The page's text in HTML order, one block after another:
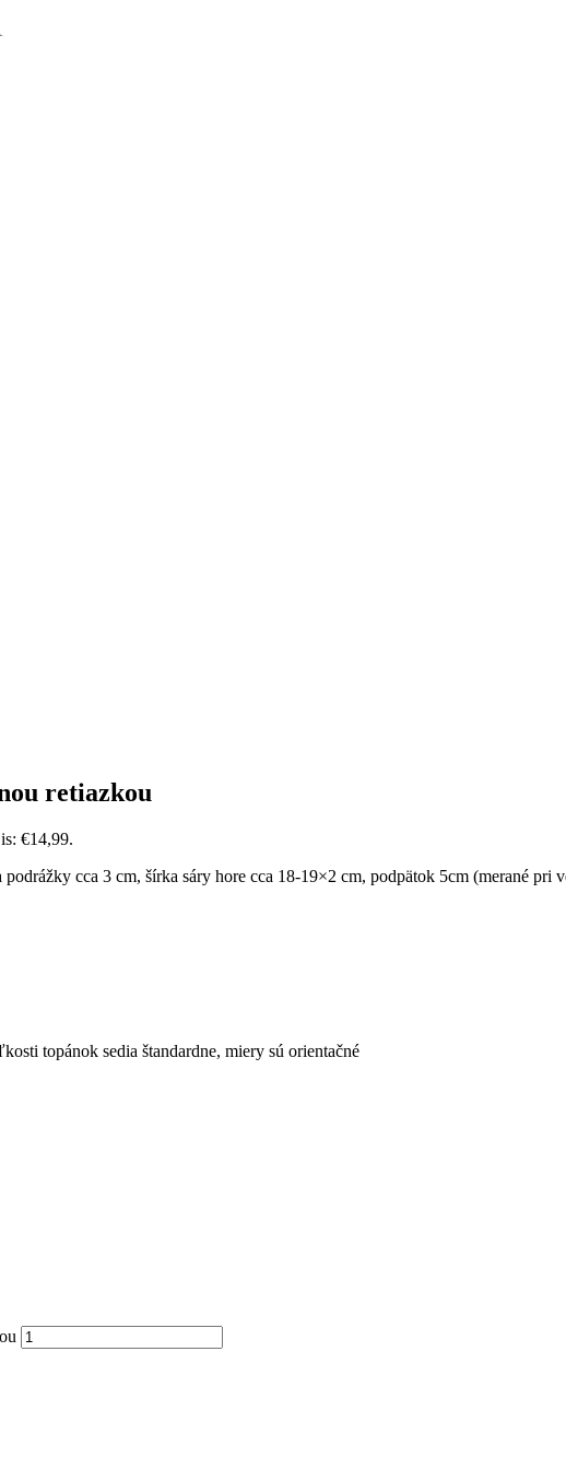
retiazkou
€14,99.
cca 3 cm, šírka sáry hore cca 18-19×2 cm, podpätok 5cm (merané pri
topánok sedia štandardne, miery sú orientačné